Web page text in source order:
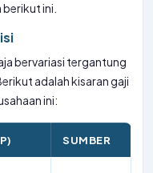
ini.
bervariasi tergantung
adalah kisaran gaji
ini:
SUMBER